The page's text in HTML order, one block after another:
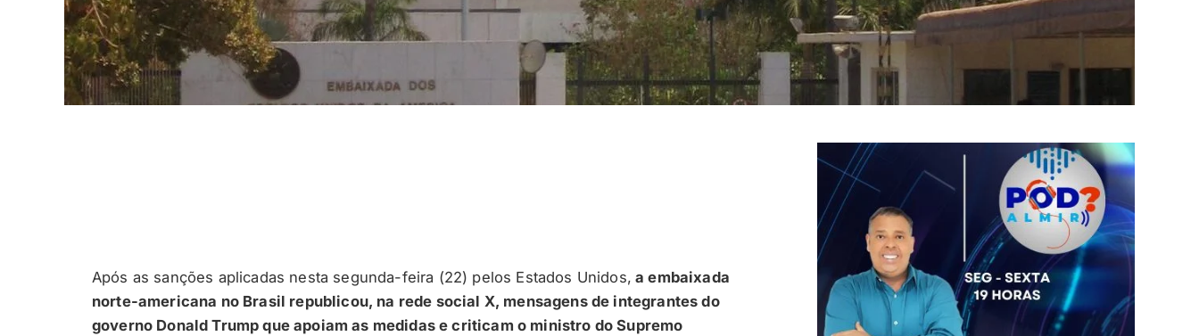
Após as sanções aplicadas nesta segunda-feira (22) pelos Estados Unidos, a embaixada
norte-americana no Brasil republicou, na rede social X, mensagens de integrantes do
governo Donald Trump que apoiam as medidas e criticam o ministro do Supremo